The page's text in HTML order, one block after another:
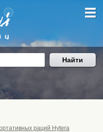
Найти
раций Hytera